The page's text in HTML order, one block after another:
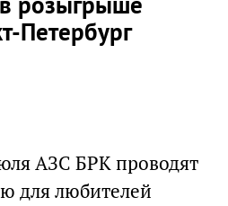
Петербург
АЗС БРК проводят
для любителей